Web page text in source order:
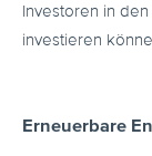
Investoren in
investieren
Erneuerbare